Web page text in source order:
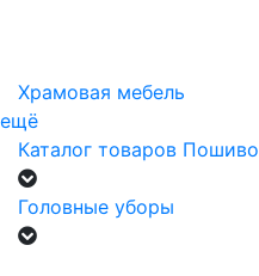
Храмовая мебель
ещё
Каталог товаров
Головные уборы